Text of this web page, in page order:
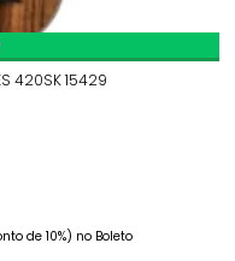
420SK 15429
de 10%) no Boleto